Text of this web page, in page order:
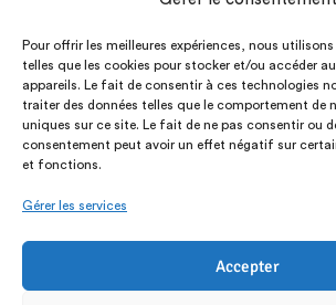
Pour offrir les meilleures expériences, nous
telles que les cookies pour stocker et/ou accéder
appareils. Le fait de consentir à ces technologies
traiter des données telles que le comportement de
uniques sur ce site. Le fait de ne pas consentir ou
consentement peut avoir un effet négatif sur
et fonctions.
Gérer les services
Accepter
Préparations
Diffuseurs
Epices
Livres et cadeaux
Copyright © 2025. All Rights Reserved.